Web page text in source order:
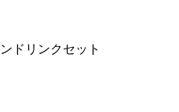
ンドリンクセット